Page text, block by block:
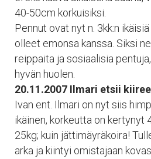
40-50cm korkuisiksi.
Pennut ovat nyt n. 3kk:n
olleet emonsa kanssa. Siksi
reippaita ja sosiaalisia
hyvän huolen.
20.11.2007 Ilmari etsii
Ivan ent. Ilmari on nyt siis
ikäinen, korkeutta on kertynyt
25kg; kuin jättimäyräkoira!
arka ja kiintyi omistajaan